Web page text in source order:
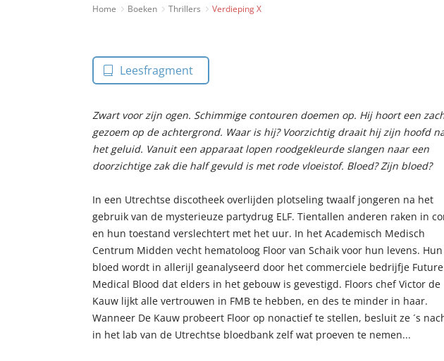
Home Boeken Thrillers Verdieping X
Leesfragment
Zwart voor zijn ogen. Schimmige contouren doemen op. Hij hoort een
gezoem op de achtergrond. Waar is hij? Voorzichtig draait hij zijn hoofd
het geluid. Vanuit een apparaat lopen roodgekleurde slangen naar een
doorzichtige zak die half gevuld is met rode vloeistof. Bloed? Zijn bloed?
In een Utrechtse discotheek overlijden plotseling twaalf jongeren na het
gebruik van de mysterieuze partydrug ELF. Tientallen anderen raken in
en hun toestand verslechtert met het uur. In het Academisch Medisch
Centrum Midden vecht hematoloog Floor van Schaik voor hun levens. Hun
bloed wordt in allerijl geanalyseerd door het commerciele bedrijfje Future
Medical Blood dat elders in het gebouw is gevestigd. Floors chef Victor de
Kauw lijkt alle vertrouwen in FMB te hebben, en des te minder in haar.
Wanneer De Kauw probeert Floor op nonactief te stellen, besluit ze ´s
in het lab van de Utrechtse bloedbank zelf wat proeven te nemen...